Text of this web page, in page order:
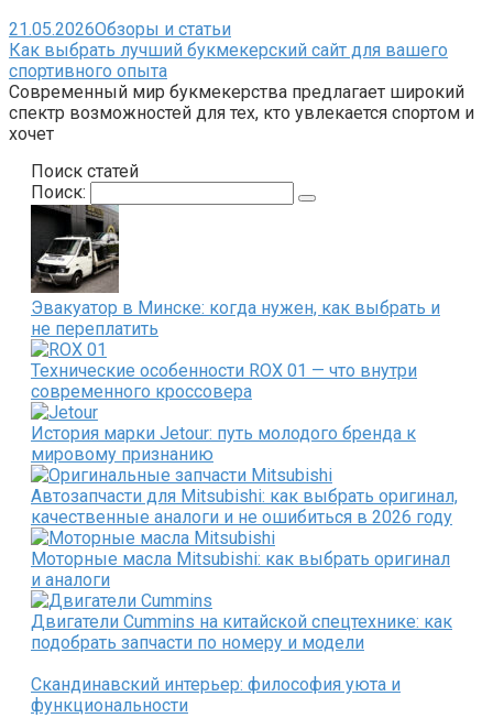
21.05.2026Обзоры и статьи
Как выбрать лучший букмекерский сайт для вашего
спортивного опыта
Современный мир букмекерства предлагает широкий
спектр возможностей для тех, кто увлекается спортом и
хочет
Поиск статей
Поиск:
Эвакуатор в Минске: когда нужен, как выбрать и
не переплатить
Технические особенности ROX 01 — что внутри
современного кроссовера
История марки Jetour: путь молодого бренда к
мировому признанию
Автозапчасти для Mitsubishi: как выбрать оригинал,
качественные аналоги и не ошибиться в 2026 году
Моторные масла Mitsubishi: как выбрать оригинал
и аналоги
Двигатели Cummins на китайской спецтехнике: как
подобрать запчасти по номеру и модели
Скандинавский интерьер: философия уюта и
функциональности